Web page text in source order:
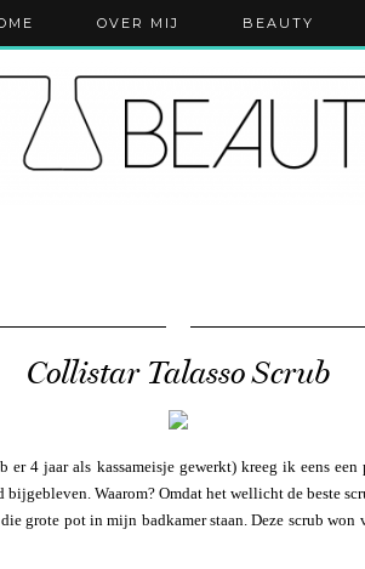
OVER MIJ BEAUTY
Collistar Talasso Scrub
4 jaar als kassameisje gewerkt) kreeg ik eens
bijgebleven. Waarom? Omdat het wellicht de beste
grote pot in mijn badkamer staan. Deze scrub won